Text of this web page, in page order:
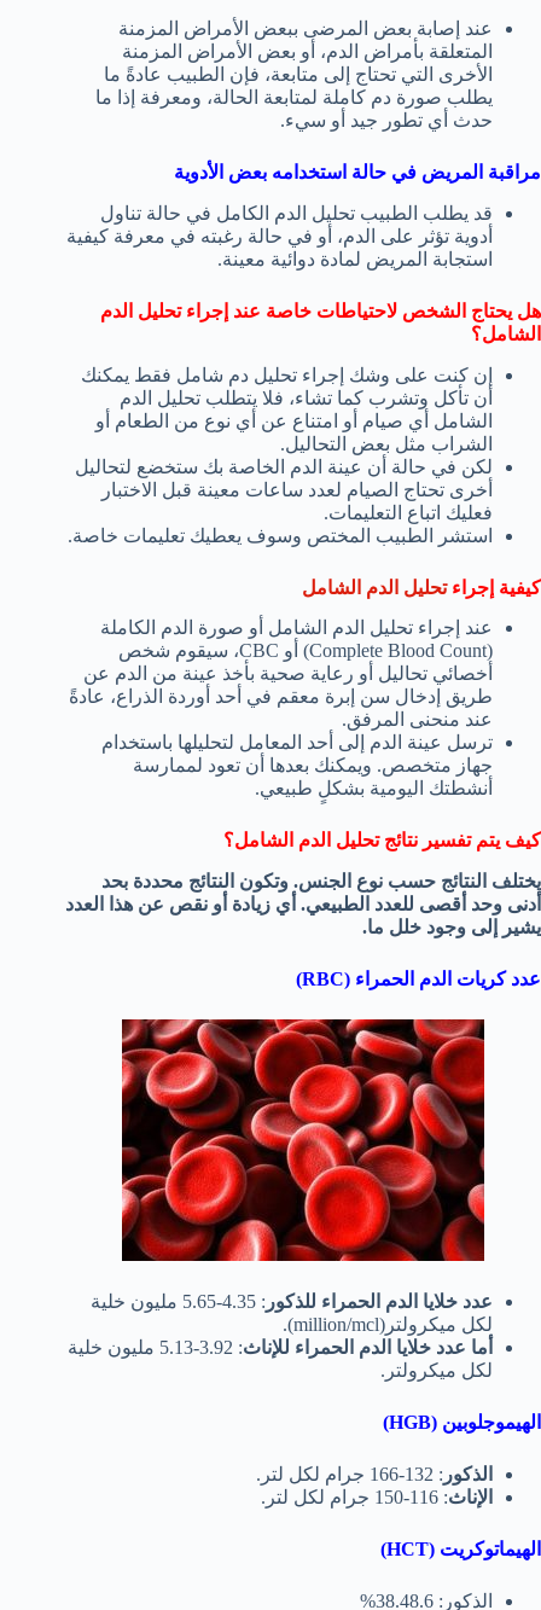
عند إصابة بعض المرضى ببعض الأمراض المزمنة
المتعلقة بأمراض الدم، أو بعض الأمراض المزمنة
الأخرى التي تحتاج إلى متابعة، فإن الطبيب عادةً ما
يطلب صورة دم كاملة لمتابعة الحالة، ومعرفة إذا ما
حدث أي تطور جيد أو سيء.
مراقبة المريض في حالة استخدامه بعض الأدوية
قد يطلب الطبيب تحليل الدم الكامل في حالة تناول
أدوية تؤثر على الدم، أو في حالة رغبته في معرفة كيفية
استجابة المريض لمادة دوائية معينة.
هل يحتاج الشخص لاحتياطات خاصة عند إجراء تحليل الدم
الشامل؟
إن كنت على وشك إجراء تحليل دم شامل فقط يمكنك
أن تأكل وتشرب كما تشاء، فلا يتطلب تحليل الدم
الشامل أي صيام أو امتناع عن أي نوع من الطعام أو
الشراب مثل بعض التحاليل.
لكن في حالة أن عينة الدم الخاصة بك ستخضع لتحاليل
أخرى تحتاج الصيام لعدد ساعات معينة قبل الاختبار
فعليك اتباع التعليمات.
استشر الطبيب المختص وسوف يعطيك تعليمات خاصة.
كيفية إجراء تحليل الدم الشامل
عند إجراء تحليل الدم الشامل أو صورة الدم الكاملة
(Complete Blood Count) أو CBC، سيقوم شخص
أخصائي تحاليل أو رعاية صحية بأخذ عينة من الدم عن
طريق إدخال سن إبرة معقم في أحد أوردة الذراع، عادةً
عند منحنى المرفق.
ترسل عينة الدم إلى أحد المعامل لتحليلها باستخدام
جهاز متخصص. ويمكنك بعدها أن تعود لممارسة
أنشطتك اليومية بشكلٍ طبيعي.
كيف يتم تفسير نتائج تحليل الدم الشامل؟
يختلف النتائج حسب نوع الجنس. وتكون النتائج محددة بحد
أدنى وحد أقصى للعدد الطبيعي. أي زيادة أو نقص عن هذا العدد
يشير إلى وجود خلل ما.
عدد كريات الدم الحمراء (RBC)
عدد خلايا الدم الحمراء للذكور
: 4.35-5.65 مليون خلية
لكل ميكرولتر(million/mcl).
أما عدد خلايا الدم الحمراء للإناث
: 3.92-5.13 مليون خلية
لكل ميكرولتر.
الهيموجلوبين (HGB)
الذكور : 132-166 جرام لكل لتر.
الإناث: 116-150 جرام لكل لتر.
الهيماتوكريت (HCT)
الذكور: 38.48.6%